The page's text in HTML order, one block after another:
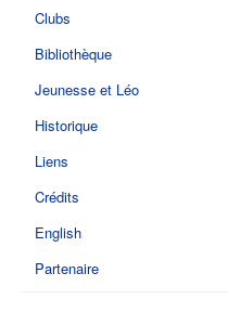
Clubs
Bibliothèque
Jeunesse et Léo
Historique
Liens
Crédits
English
Partenaire